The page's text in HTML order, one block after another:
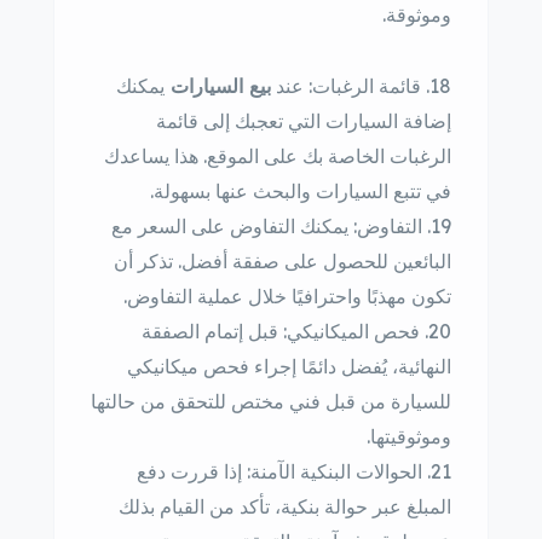
وموثوقة.
قائمة الرغبات: عند بيع السيارات يمكنك
إضافة السيارات التي تعجبك إلى قائمة
الرغبات الخاصة بك على الموقع. هذا يساعدك
في تتبع السيارات والبحث عنها بسهولة.
التفاوض: يمكنك التفاوض على السعر مع
البائعين للحصول على صفقة أفضل. تذكر أن
تكون مهذبًا واحترافيًا خلال عملية التفاوض.
فحص الميكانيكي: قبل إتمام الصفقة
النهائية، يُفضل دائمًا إجراء فحص ميكانيكي
للسيارة من قبل فني مختص للتحقق من حالتها
وموثوقيتها.
الحوالات البنكية الآمنة: إذا قررت دفع
المبلغ عبر حوالة بنكية، تأكد من القيام بذلك